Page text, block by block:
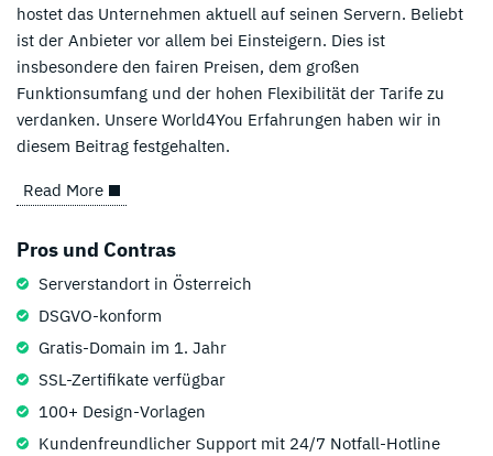
LAUFZEIT
ab 12 Monate
PREIS
ab 5,00 Euro
mtl.
Zum Anbieter*
hostet das Unternehmen aktuell auf seinen Servern. Beliebt
ist der Anbieter vor allem bei Einsteigern. Dies ist
insbesondere den fairen Preisen, dem großen
Funktionsumfang und der hohen Flexibilität der Tarife zu
verdanken. Unsere World4You Erfahrungen haben wir in
diesem Beitrag festgehalten.
Read More
Pros und Contras
Serverstandort in Österreich
DSGVO-konform
Gratis-Domain im 1. Jahr
SSL-Zertifikate verfügbar
100+ Design-Vorlagen
Kundenfreundlicher Support mit 24/7 Notfall-Hotline